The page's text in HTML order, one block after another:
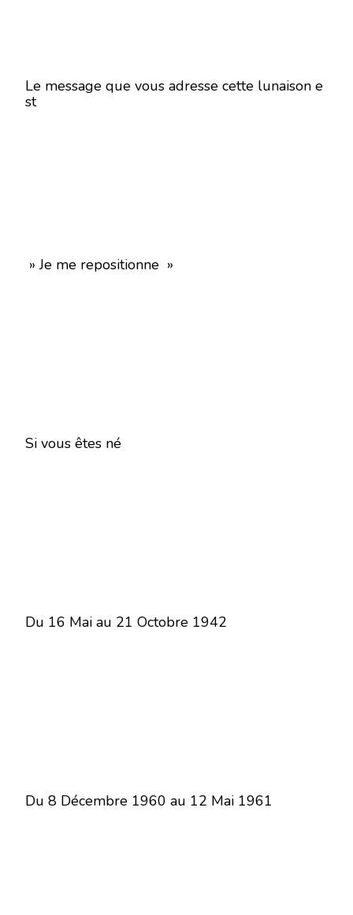
Le message que vous adresse cette lunaison e
st
» Je me repositionne »
Si vous êtes né
Du 16 Mai au 21 Octobre 1942
Du 8 Décembre 1960 au 12 Mai 1961